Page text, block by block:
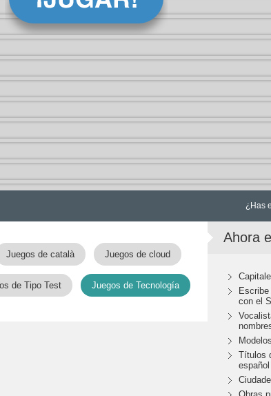
¿Has
Juegos de català Juegos de cloud
de Tipo Test Juegos de Tecnología
Ahora
con el
Títulos
español